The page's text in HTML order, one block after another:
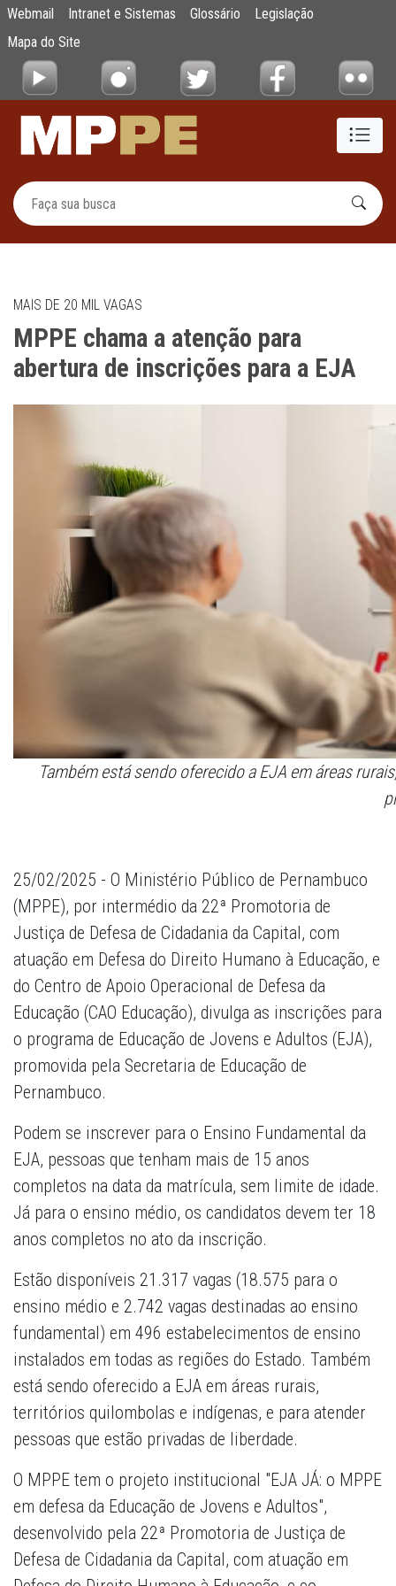
Pular para o Conteúdo principal
MPPE chama a atenção para abertura de
Webmail Intranet e Sistemas Glossário
Legislação
Mapa do Site
MAIS DE 20 MIL VAGAS
MPPE chama a atenção para
abertura de inscrições para a EJA
Também está sendo oferecido a EJA em áreas
25/02/2025 - O Ministério Público de Pernambuco
(MPPE), por intermédio da 22ª Promotoria de
Justiça de Defesa de Cidadania da Capital, com
atuação em Defesa do Direito Humano à Educação, e
do Centro de Apoio Operacional de Defesa da
Educação (CAO Educação), divulga as inscrições para
o programa de Educação de Jovens e Adultos (EJA),
promovida pela Secretaria de Educação de
Pernambuco.
Podem se inscrever para o Ensino Fundamental da
EJA, pessoas que tenham mais de 15 anos
completos na data da matrícula, sem limite de idade.
Já para o ensino médio, os candidatos devem ter 18
anos completos no ato da inscrição.
Estão disponíveis 21.317 vagas (18.575 para o
ensino médio e 2.742 vagas destinadas ao ensino
fundamental) em 496 estabelecimentos de ensino
instalados em todas as regiões do Estado. Também
está sendo oferecido a EJA em áreas rurais,
territórios quilombolas e indígenas, e para atender
pessoas que estão privadas de liberdade.
O MPPE tem o projeto institucional "EJA JÁ: o MPPE
em defesa da Educação de Jovens e Adultos",
desenvolvido pela 22ª Promotoria de Justiça de
Defesa de Cidadania da Capital, com atuação em